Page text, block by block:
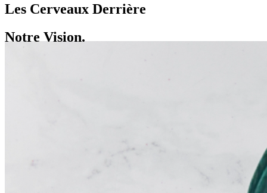
Les Cerveaux Derrière
Notre Vision.